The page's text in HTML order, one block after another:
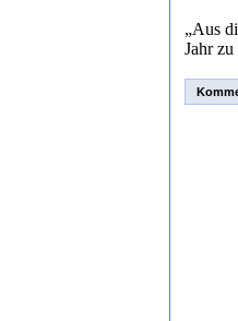
„Aus
Jahr